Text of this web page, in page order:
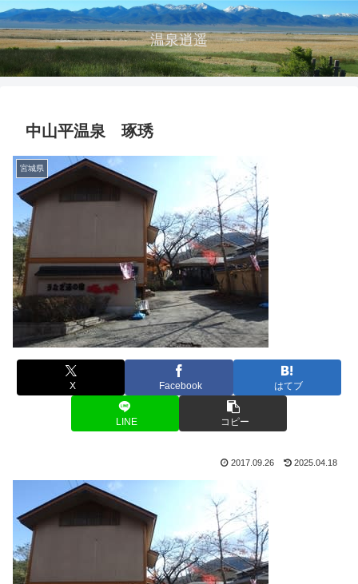
温泉逍遥
中山平温泉 琢琇
宮城県
X Facebook はてブ
LINE コピー
2017.09.26 2025.04.18